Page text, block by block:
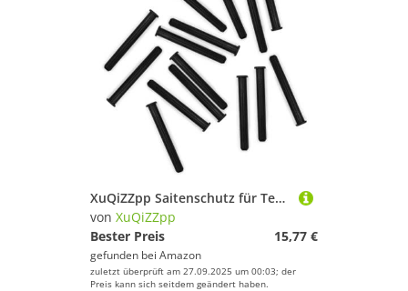
XuQiZZpp Saitenschutz für Tennisschläger
von XuQiZZpp
Bester Preis
15,77 €
gefunden bei Amazon
zuletzt überprüft am 27.09.2025 um 00:03; der
Preis kann sich seitdem geändert haben.